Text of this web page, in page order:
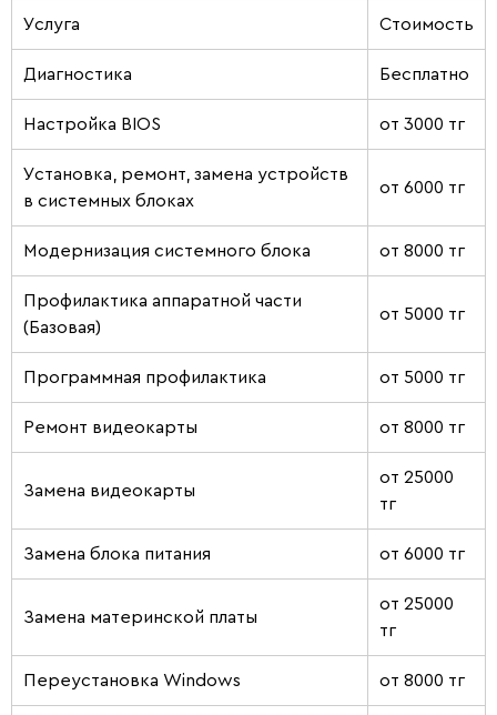
Услуга Стоимость
Диагностика Бесплатно
Настройка BIOS от 3000 тг
Установка, ремонт, замена устройств
в системных блоках
от 6000 тг
Модернизация системного блока от 8000 тг
Профилактика аппаратной части
(Базовая)
от 5000 тг
Программная профилактика от 5000 тг
Ремонт видеокарты от 8000 тг
Замена видеокарты
от 25000
тг
Замена блока питания от 6000 тг
Замена материнской платы
от 25000
тг
Переустановка Windows от 8000 тг